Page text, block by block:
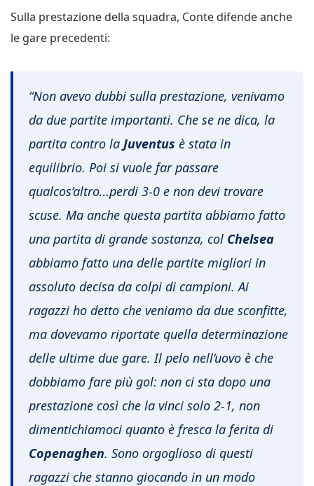
Sulla prestazione della squadra, Conte difende anche
le gare precedenti:
“Non avevo dubbi sulla prestazione, venivamo
da due partite importanti. Che se ne dica, la
partita contro la Juventus è stata in
equilibrio. Poi si vuole far passare
qualcos’altro…perdi 3-0 e non devi trovare
scuse. Ma anche questa partita abbiamo fatto
una partita di grande sostanza, col Chelsea
abbiamo fatto una delle partite migliori in
assoluto decisa da colpi di campioni. Ai
ragazzi ho detto che veniamo da due sconfitte,
ma dovevamo riportate quella determinazione
delle ultime due gare. Il pelo nell’uovo è che
dobbiamo fare più gol: non ci sta dopo una
prestazione così che la vinci solo 2-1, non
dimentichiamoci quanto è fresca la ferita di
Copenaghen. Sono orgoglioso di questi
ragazzi che stanno giocando in un modo